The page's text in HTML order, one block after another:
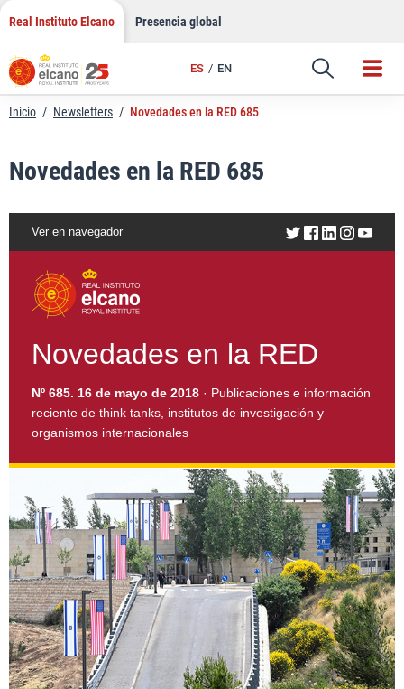
Saltar
contenido
Real Instituto Elcano Presencia global
ES EN
Enlace
Inicio / Newsletters / Novedades en la RED 685
Novedades en la RED 685